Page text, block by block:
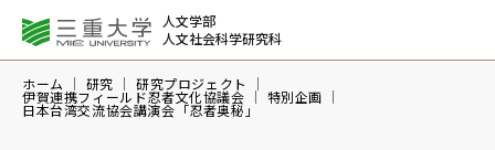
人文学部
人文社会科学研究科
ホーム 研究 研究プロジェクト
伊賀連携フィールド忍者文化協議会 特別企画
日本台湾交流協会講演会「忍者奥秘」